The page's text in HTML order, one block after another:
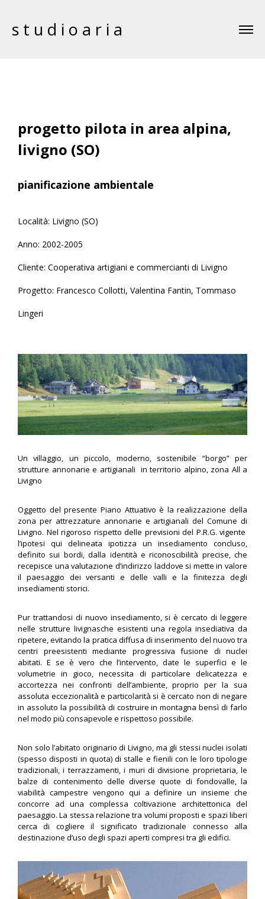
studioaria
progetto pilota in area alpina,
livigno (SO)
pianificazione ambientale
Località: Livigno (SO)
Anno: 2002-2005
Cliente: Cooperativa artigiani e commercianti di Livigno
Progetto: Francesco Collotti, Valentina Fantin, Tommaso
Lingeri
Un villaggio, un piccolo, moderno, sostenibile “borgo” per
strutture annonarie e artigianali in territorio alpino, zona All a
Livigno
Oggetto del presente Piano Attuativo è la realizzazione della
zona per attrezzature annonarie e artigianali del Comune di
Livigno. Nel rigoroso rispetto delle previsioni del P.R.G. vigente
l’ipotesi qui delineata ipotizza un insediamento concluso,
definito sui bordi, dalla identità e riconoscibilità precise, che
recepisce una valutazione d’indirizzo laddove si mette in valore
il paesaggio dei versanti e delle valli e la finitezza degli
insediamenti storici.
Pur trattandosi di nuovo insediamento, si è cercato di leggere
nelle strutture livignasche esistenti una regola insediativa da
ripetere, evitando la pratica diffusa di inserimento del nuovo tra
centri preesistenti mediante progressiva fusione di nuclei
abitati. E se è vero che l’intervento, date le superfici e le
volumetrie in gioco, necessita di particolare delicatezza e
accortezza nei confronti dell’ambiente, proprio per la sua
assoluta eccezionalità e particolarità si è cercato non di negare
in assoluto la possibilità di costruire in montagna bensì di farlo
nel modo più consapevole e rispettoso possibile.
Non solo l’abitato originario di Livigno, ma gli stessi nuclei isolati
(spesso disposti in quota) di stalle e fienili con le loro tipologie
tradizionali, i terrazzamenti, i muri di divisione proprietaria, le
balze di contenimento delle diverse quote di fondovalle, la
viabilità campestre vengono qui a definire un insieme che
concorre ad una complessa coltivazione architettonica del
paesaggio. La stessa relazione tra volumi proposti e spazi liberi
cerca di cogliere il significato tradizionale connesso alla
destinazione d’uso degli spazi aperti compresi tra gli edifici.